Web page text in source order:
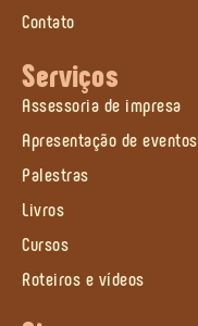
Contato
Serviços
Assessoria de impresa
Apresentação de eventos
Palestras
Livros
Cursos
Roteiros e vídeos